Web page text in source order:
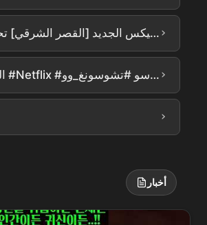
[القصر الشرقي] تشو سونغ وو × نام جو هيوك أبدعا.. تفاصيل تقشعر لها الأبدانㄷㄷ إصدار نتفليكس الجديد [القصر الشرقي] تحليل دقيق للتشويقة! هذا فيه كل ما هو ممتع، أليس كذلك؟؟؟ #the east palace #netflix ›
نام جو هيوك، رو يون سو، تشو سونغ وو: تشكيلة أسطورية! دراما Netflix التاريخية الغامضة 'دونغغونغ' تصدر في الـ 17 من الشهر المقبل #دونغغونغ #Netflix #نامجو_هيوك #رويون_سو #تشوسونغ_وو ›
›
أخبار